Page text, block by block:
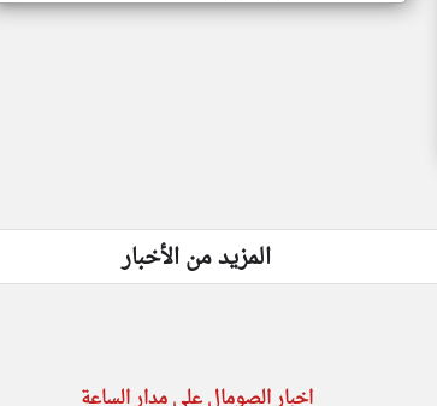
المزيد من الأخبار